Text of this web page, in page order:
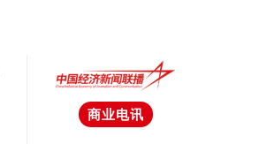
商业电讯